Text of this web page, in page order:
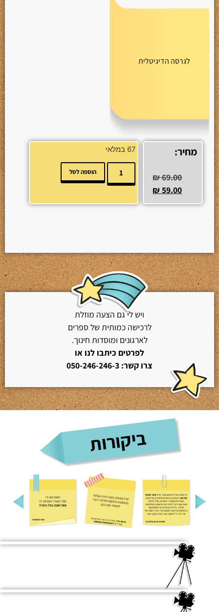
לגרסה הדיגיטלית
מחיר:
69.00
₪
59.00
₪
67 במלאי
הוספה לסל
ויש לי גם הצעה מוזלת
לרכישה כמותית של ספרים
לארגונים ומוסדות חינוך.
לפרטים כיתבו לנו או
צרו קשר: 050-246-246-3